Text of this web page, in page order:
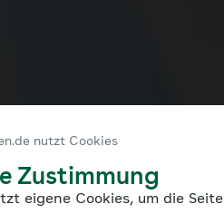
nutzt Cookies
Zustimmung
eigene Cookies, um die